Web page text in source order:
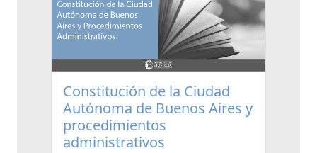
Constitución de la Ciudad
Autónoma de Buenos Aires y
procedimientos
administrativos